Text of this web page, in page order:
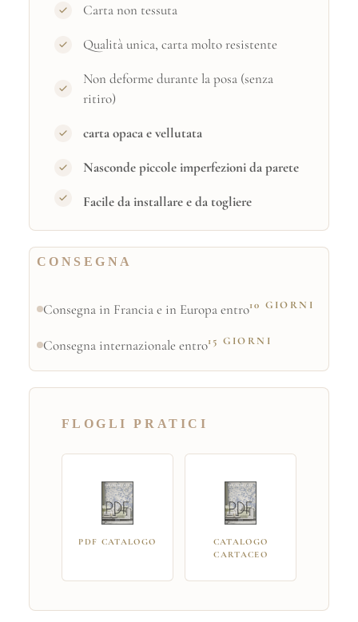
Carta non tessuta
Qualità unica, carta molto resistente
Non deforme durante la posa (senza
ritiro)
carta opaca e vellutata
Nasconde piccole imperfezioni da parete
Facile da installare e da togliere
CONSEGNA
Consegna in Francia e in Europa entro10 GIORNI
Consegna internazionale entro15 GIORNI
FLOGLI PRATICI
PDF CATALOGO
CATALOGO
CARTACEO